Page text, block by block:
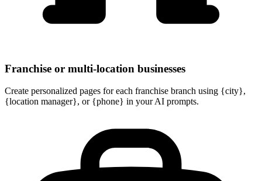
Franchise or multi-location businesses
Create personalized pages for each franchise branch using {city},
{location manager}, or {phone} in your AI prompts.